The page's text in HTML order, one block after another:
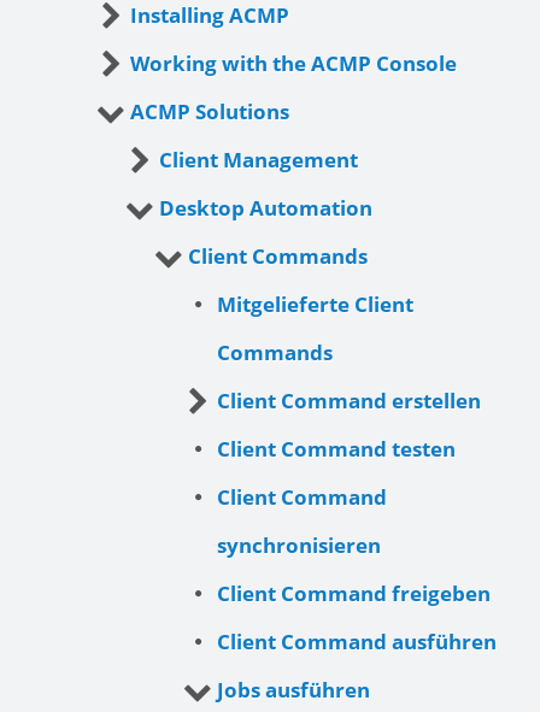
Installing ACMP
Working with the ACMP Console
ACMP Solutions
Client Management
Desktop Automation
Client Commands
Mitgelieferte Client
Commands
Client Command erstellen
Client Command testen
Client Command
synchronisieren
Client Command freigeben
Client Command ausführen
Jobs ausführen